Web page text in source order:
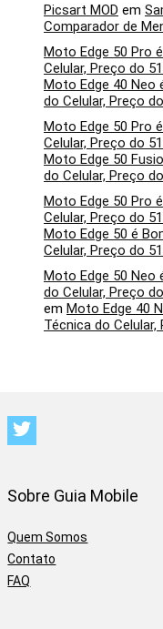
Picsart MOD em
Comparador de
Moto Edge 50 Pro
Celular, Preço do
Moto Edge 40 Neo
do Celular, Preço
Moto Edge 50 Pro
Celular, Preço do
Moto Edge 50
do Celular, Preço
Moto Edge 50 Pro
Celular, Preço do
Moto Edge 50 é
Celular, Preço do
Moto Edge 50 Neo
do Celular, Preço
em Moto Edge 40
Técnica do Celular,
Sobre Guia Mobile
Quem Somos
Contato
FAQ